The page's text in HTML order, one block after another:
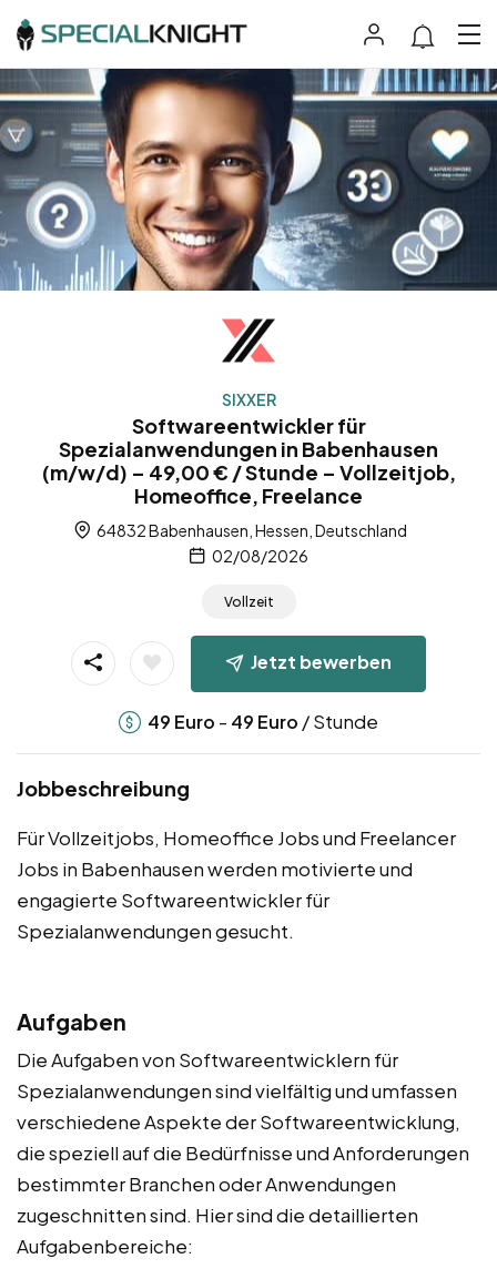
SIXXER
Softwareentwickler für
Spezialanwendungen in Babenhausen
(m/w/d) – 49,00 € / Stunde – Vollzeitjob,
Homeoffice, Freelance
64832 Babenhausen, Hessen, Deutschland
02/08/2026
Vollzeit
Jetzt bewerben
49 Euro - 49 Euro / Stunde
Jobbeschreibung
Für Vollzeitjobs, Homeoffice Jobs und Freelancer
Jobs in Babenhausen werden motivierte und
engagierte Softwareentwickler für
Spezialanwendungen gesucht.
Aufgaben
Die Aufgaben von Softwareentwicklern für
Spezialanwendungen sind vielfältig und umfassen
verschiedene Aspekte der Softwareentwicklung,
die speziell auf die Bedürfnisse und Anforderungen
bestimmter Branchen oder Anwendungen
zugeschnitten sind. Hier sind die detaillierten
Aufgabenbereiche: